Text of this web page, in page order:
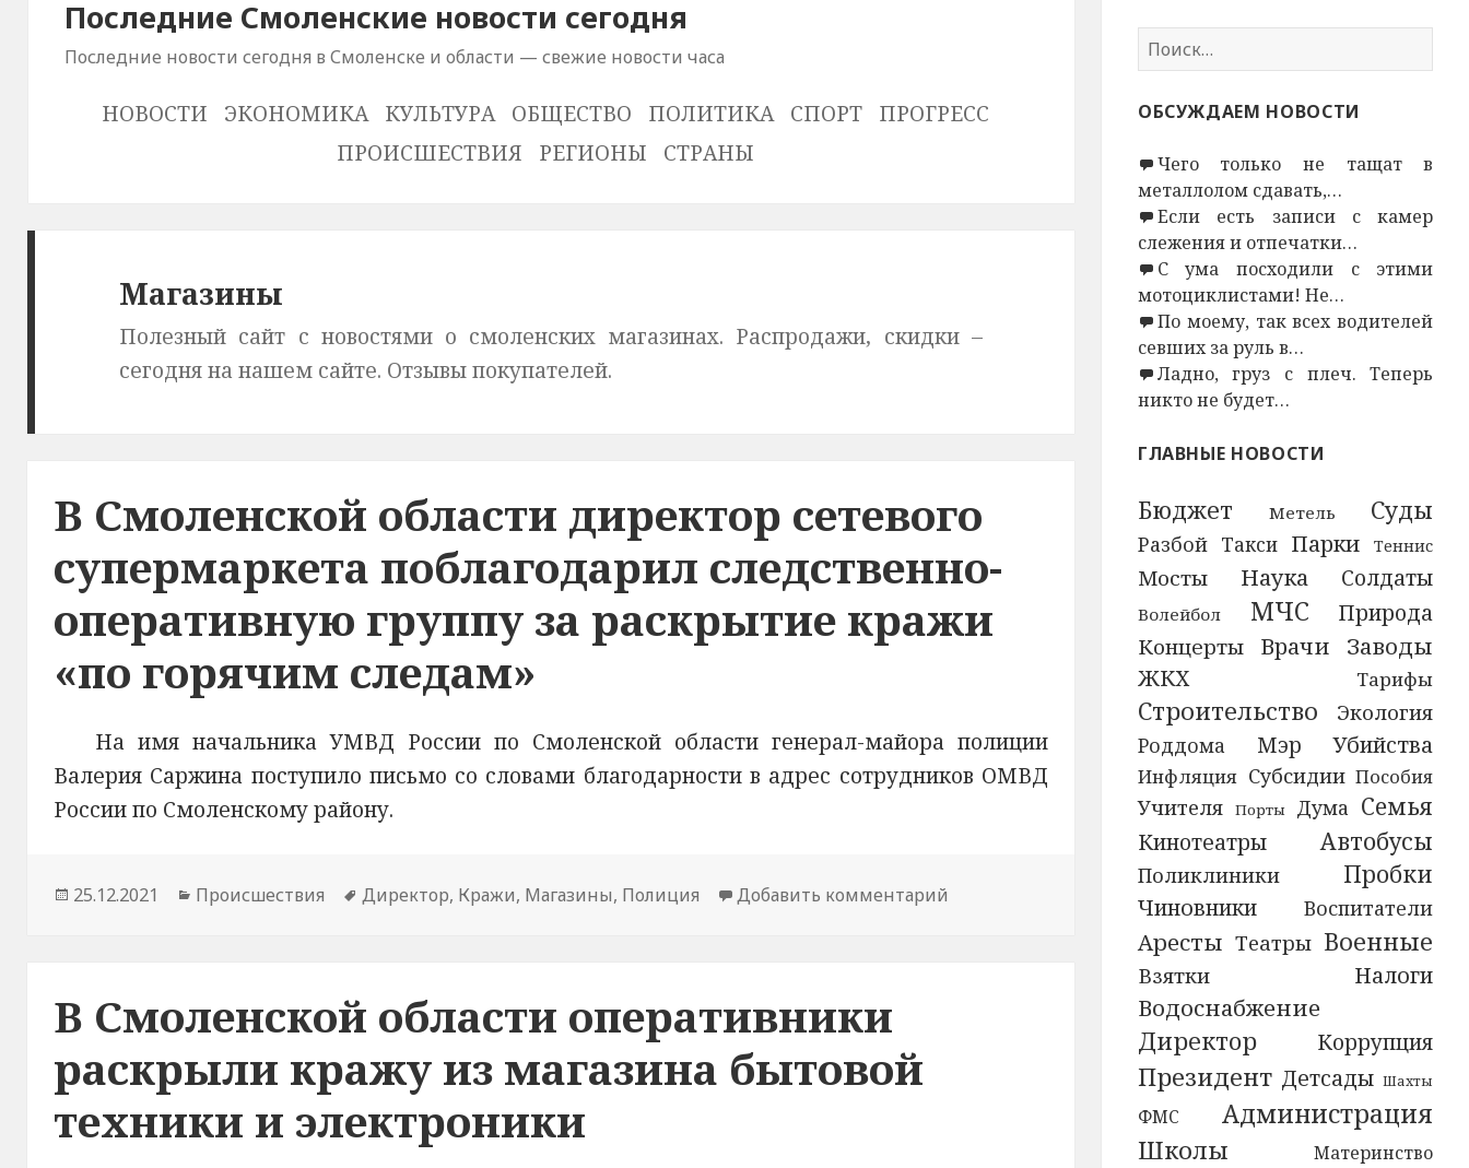
Последние Смоленские новости сегодня
Последние новости сегодня в Смоленске и области — свежие новости часа
НОВОСТИ ЭКОНОМИКА КУЛЬТУРА ОБЩЕСТВО ПОЛИТИКА СПОРТ
ПРОГРЕСС
ПРОИСШЕСТВИЯ
РЕГИОНЫ СТРАНЫ
Н
а
т
:
ОБСУЖДАЕМ НОВОСТИ
Чего только не тащат в
металлолом сдавать,…
Если есть записи с камер
слежения и отпечатки…
С ума посходили с этими
мотоциклистами! Не…
По моему, так всех водителей
севших за руль в…
Ладно, груз с плеч. Теперь
никто не будет…
ГЛАВНЫЕ НОВОСТИ
Бюджет Метель Суды
Разбой Такси Парки Теннис
Мосты Наука Солдаты
Волейбол МЧС Природа
Концерты Врачи Заводы
ЖКХ Тарифы
Строительство Экология
Роддома Мэр Убийства
Инфляция Субсидии Пособия
Учителя Порты Дума Семья
Кинотеатры Автобусы
Поликлиники Пробки
Чиновники Воспитатели
Аресты Театры Военные
Взятки Налоги
Водоснабжение
Директор Коррупция
Президент Детсады Шахты
ФМС Администрация
Школы Материнство
Магазины
Полезный сайт с новостями о смоленских магазинах. Распродажи, скидки –
сегодня на нашем сайте. Отзывы покупателей.
В Смоленской области директор сетевого
супермаркета поблагодарил следственно-
оперативную группу за раскрытие кражи
«по горячим следам»
На имя начальника УМВД России по Смоленской области генерал-майора полиции
Валерия Саржина поступило письмо со словами благодарности в адрес сотрудников ОМВД
России по Смоленскому району.
Опубликовано
25.12.2021 Рубрики
Происшествия Метки
Директор, Кражи, Магазины, Полиция Добавить комментарий к новости В Смоленской области директор сетевого
В Смоленской области оперативники
раскрыли кражу из магазина бытовой
техники и электроники